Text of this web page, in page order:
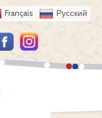
Français Русский